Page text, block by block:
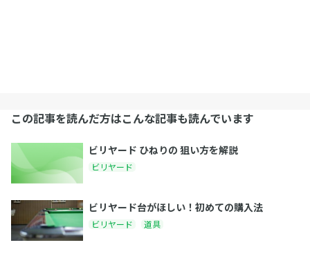
この記事を読んだ方はこんな記事も読んでいます
ビリヤード ひねりの 狙い方を解説
ビリヤード
ビリヤード台がほしい！初めての購入法
ビリヤード 道具